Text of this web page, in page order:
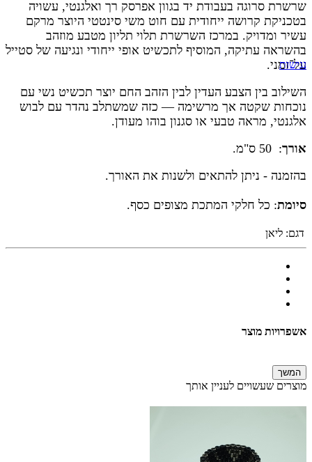
שרשרת סרוגה בעבודת יד בגוון אפרסק רך ואלגנטי, עשויה
בטכניקת קרושה ייחודית עם חוט משי סינטטי היוצר מרקם
עשיר ומדויק. במרכז השרשרת תלוי תליון מטבע מוזהב
בהשראה עתיקה, המוסיף לתכשיט אופי ייחודי ונגיעה של סטייל
על־זמני.
השילוב בין הצבע העדין לבין הזהב החם יוצר תכשיט נשי עם
נוכחות שקטה אך מרשימה — כזה שמשתלב נהדר עם לבוש
אלגנטי, מראה טבעי או סגנון בוהו מעודן.
אורך: 50 ס"מ.
בהזמנה - ניתן להתאים ולשנות את האורך.
סיומת: כל חלקי המתכת מצופים כסף.
דגם: ליאן
אשפרויות מוצר
המשך
מוצרים שעשויים לעניין אותך
נגישות